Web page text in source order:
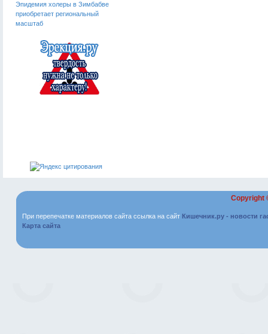
Эпидемия холеры в Зимбабве
приобретает региональный
масштаб
Copyright
При перепечатке материалов сайта ссылка на сайт Кишечник.ру - новости
Карта сайта